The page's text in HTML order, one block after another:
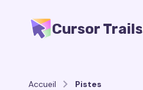
Cursor Trails
Accueil Pistes